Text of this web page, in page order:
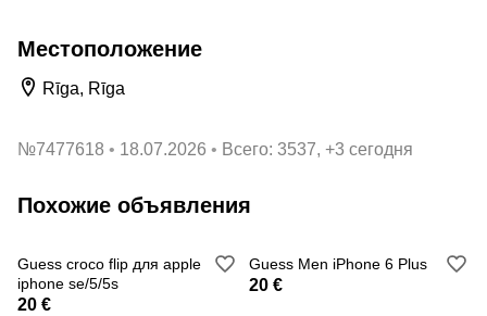
Местоположение
Rīga, Rīga
№7477618 18.07.2026 Всего: 3537, +3 сегодня
Похожие объявления
Guess croco flip для apple
iphone se/5/5s
20 €
Guess Men iPhone 6 Plus
20 €